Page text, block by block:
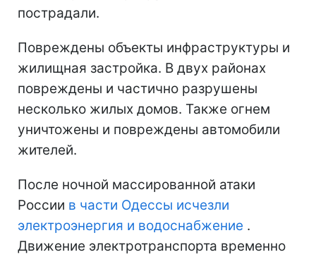
пострадали.
Повреждены объекты инфраструктуры и
жилищная застройка. В двух районах
повреждены и частично разрушены
несколько жилых домов. Также огнем
уничтожены и повреждены автомобили
жителей.
После ночной массированной атаки
России в части Одессы исчезли
электроэнергия и водоснабжение .
Движение электротранспорта временно